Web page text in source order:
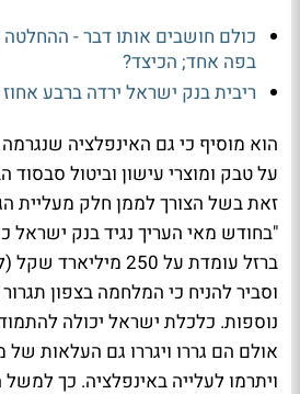
כולם חושבים אותו דבר -
בפה אחד; הכיצד?
ריבית בנק ישראל ירדה ברבע אחוז ל-
הוא מוסיף כי גם האינפלציה
על טבק ומוצרי עישון וביטול
זאת בשל הצורך לממן חלק מעליית
"בחודש מאי העריך נגיד בנק ישראל
וסביר להניח כי המלחמה בצפון
נוספות. כלכלת ישראל יכולה
אולם הם גררו ויגררו גם העלאות
ויתרמו לעלייה באינפלציה. כך